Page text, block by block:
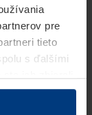
pre
tieto
s ďalšími
na Vašom